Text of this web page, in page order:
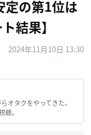
定の第1位は
結果】
2024年11月10日 13:30
オタクをやってきた。
。